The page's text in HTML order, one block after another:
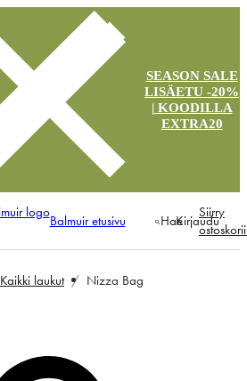
SEASON SALE
LISÄETU -20%
| KOODILLA
EXTRA20
Balmuir etusivu HaeKirjaudu
Siirry
Kaikki laukut Nizza Bag